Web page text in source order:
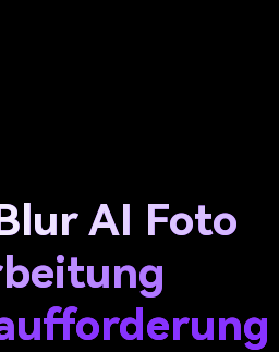
AI Foto